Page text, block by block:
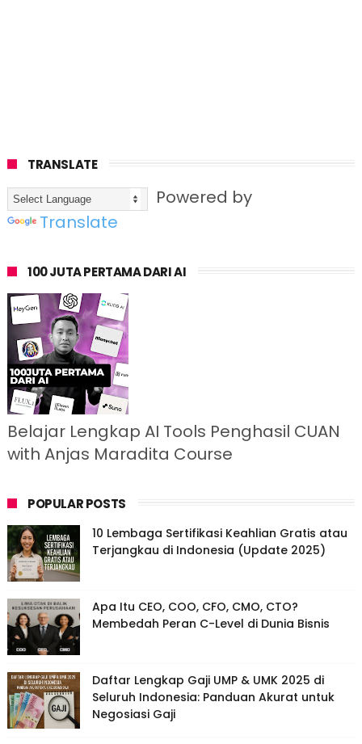
TRANSLATE
Powered by
Translate
100 JUTA PERTAMA DARI AI
Belajar Lengkap AI Tools Penghasil CUAN
with Anjas Maradita Course
POPULAR POSTS
10 Lembaga Sertifikasi Keahlian Gratis atau
Terjangkau di Indonesia (Update 2025)
Apa Itu CEO, COO, CFO, CMO, CTO?
Membedah Peran C-Level di Dunia Bisnis
Daftar Lengkap Gaji UMP & UMK 2025 di
Seluruh Indonesia: Panduan Akurat untuk
Negosiasi Gaji